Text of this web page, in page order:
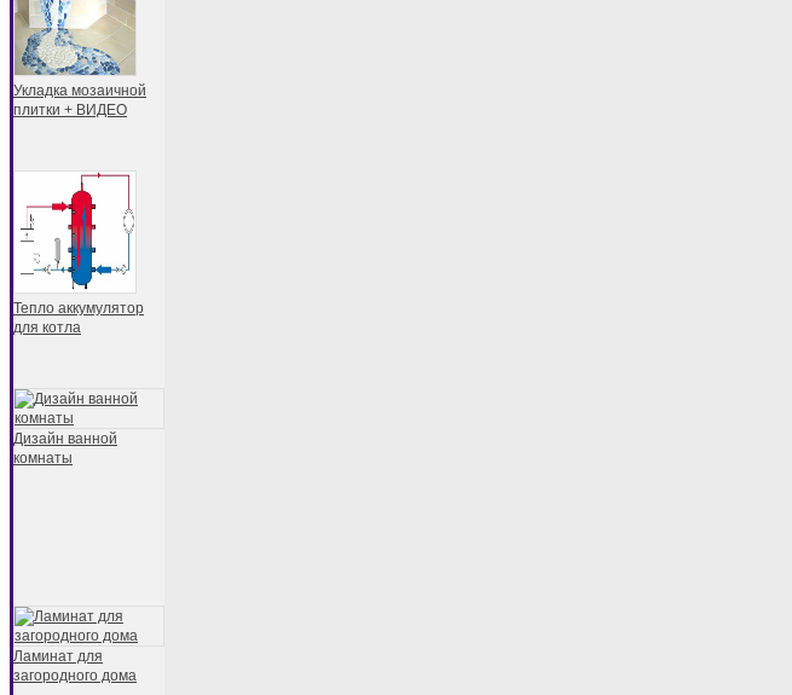
Укладка мозаичной
плитки + ВИДЕО
Тепло аккумулятор
для котла
Дизайн ванной
комнаты
Ламинат для
загородного дома